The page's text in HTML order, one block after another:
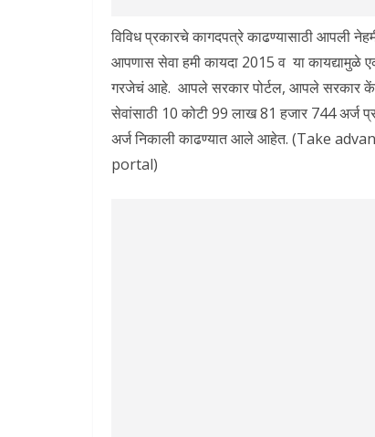
विविध प्रकारचे कागदपत्रे काढण्यासाठी आपली
आपणास सेवा हमी कायदा 2015 व या कायद्यामुळे
गरजेचं आहे. आपले सरकार पोर्टल, आपले सरकार केंद्रे
सेवांसाठी 10 कोटी 99 लाख 81 हजार 744 अर्ज
अर्ज निकाली काढण्यात आले आहेत. (Take
portal)